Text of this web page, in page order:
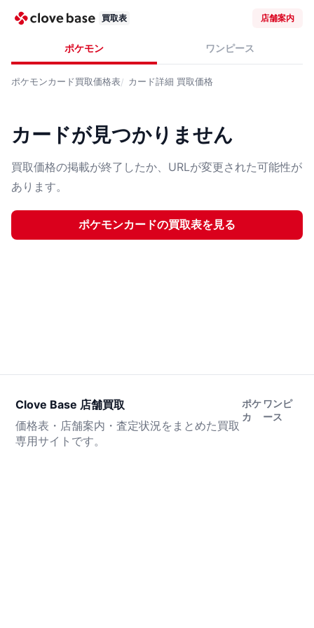
買取表 店舗案内
ポケモン ワンピース
ポケモンカード買取価格表 カード詳細 買取価格
カードが見つかりません
買取価格の掲載が終了したか、URLが変更された可能性が
あります。
ポケモンカードの買取表を見る
Clove Base 店舗買取
価格表・店舗案内・査定状況をまとめた買取
専用サイトです。
ポケ
カ
ワンピ
ース